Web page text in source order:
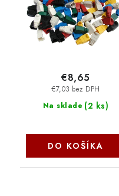
Na sklade (2 ks)
€7,03 bez DPH
€8,65
DO KOŠÍKA